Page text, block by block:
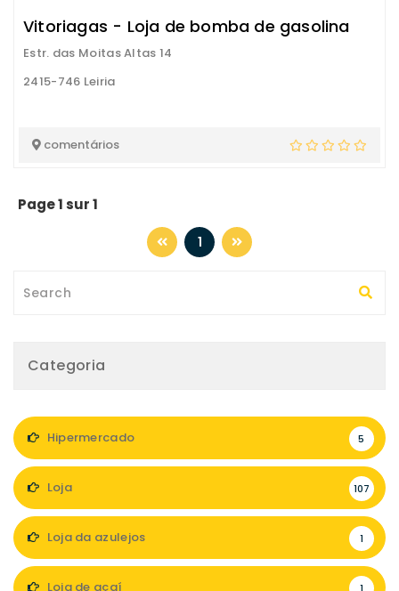
Vitoriagas - Loja de bomba de gasolina
Estr. das Moitas Altas 14
2415-746 Leiria
comentários
Page 1 sur 1
1
Categoria
Hipermercado 5
Loja 107
Loja da azulejos 1
Loja de açaí